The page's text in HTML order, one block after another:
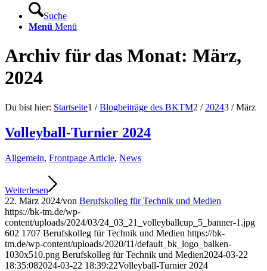
Suche
Menü Menü
Archiv für das Monat: März,
2024
Du bist hier: Startseite1 / Blogbeiträge des BKTM2 / 20243 / März
Volleyball-Turnier 2024
Allgemein, Frontpage Article, News
Weiterlesen
22. März 2024/von Berufskolleg für Technik und Medien
https://bk-tm.de/wp-
content/uploads/2024/03/24_03_21_volleyballcup_5_banner-1.jpg
602 1707 Berufskolleg für Technik und Medien https://bk-
tm.de/wp-content/uploads/2020/11/default_bk_logo_balken-
1030x510.png Berufskolleg für Technik und Medien2024-03-22
18:35:082024-03-22 18:39:22Volleyball-Turnier 2024